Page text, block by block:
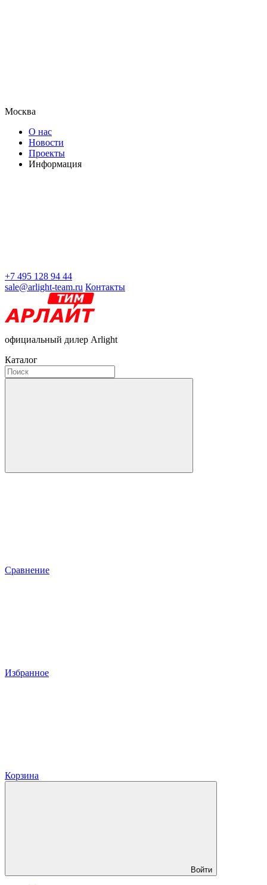
Москва
О нас
Новости
Проекты
Информация
+7 495 128 94 44
sale@arlight-team.ru Контакты
официальный дилер Arlight
Каталог
Сравнение
Избранное
Корзина
Войти